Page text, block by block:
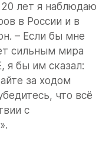
лет я наблюдаю
в России и в
– Если бы мне
сильным мира
я бы им сказал:
за ходом
что всё
с